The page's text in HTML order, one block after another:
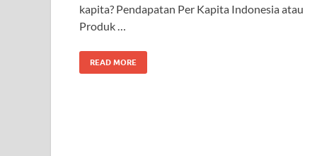
kapita? Pendapatan Per Kapita Indonesia atau
Produk …
READ MORE